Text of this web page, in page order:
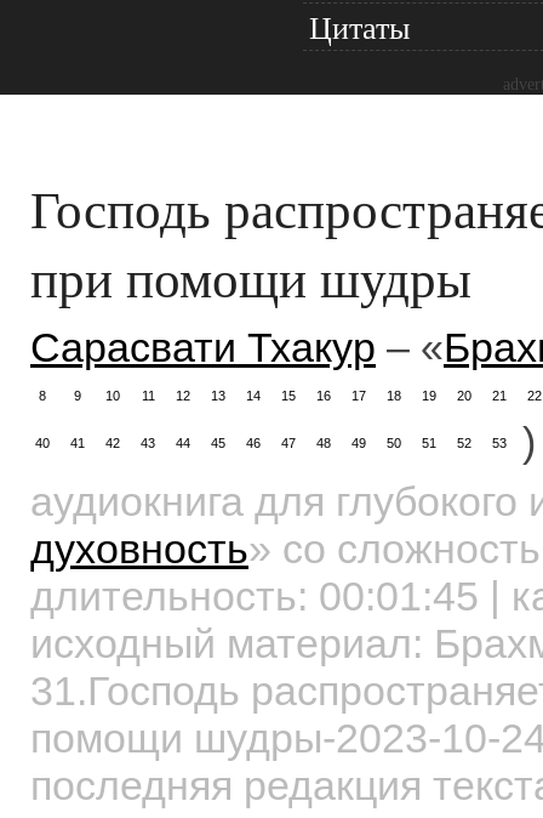
Цитаты
Господь
при помощи шудры
Сарасвати Тхакур – «
8 9 10 11 12 13 14 15 16 17 18 19 20 21 22
40 41 42 43 44 45 46 47 48 49 50 51 52 53
)
аудиокнига для
духовность» со
длительность: 00:01:45 |
исходный материал:
31.Господь
помощи шудры-2023-10-
последняя редакция